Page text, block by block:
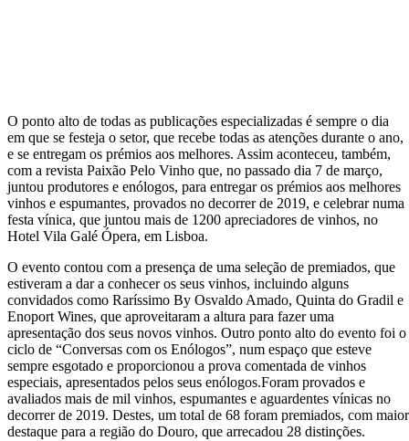
O ponto alto de todas as publicações especializadas é sempre o dia
em que se festeja o setor, que recebe todas as atenções durante o ano,
e se entregam os prémios aos melhores. Assim aconteceu, também,
com a revista Paixão Pelo Vinho que, no passado dia 7 de março,
juntou produtores e enólogos, para entregar os prémios aos melhores
vinhos e espumantes, provados no decorrer de 2019, e celebrar numa
festa vínica, que juntou mais de 1200 apreciadores de vinhos, no
Hotel Vila Galé Ópera, em Lisboa.
O evento contou com a presença de uma seleção de premiados, que
estiveram a dar a conhecer os seus vinhos, incluindo alguns
convidados como Raríssimo By Osvaldo Amado, Quinta do Gradil e
Enoport Wines, que aproveitaram a altura para fazer uma
apresentação dos seus novos vinhos. Outro ponto alto do evento foi o
ciclo de “Conversas com os Enólogos”, num espaço que esteve
sempre esgotado e proporcionou a prova comentada de vinhos
especiais, apresentados pelos seus enólogos.Foram provados e
avaliados mais de mil vinhos, espumantes e aguardentes vínicas no
decorrer de 2019. Destes, um total de 68 foram premiados, com maior
destaque para a região do Douro, que arrecadou 28 distinções.